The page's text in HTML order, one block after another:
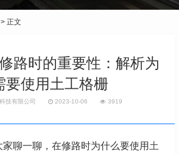
> 正文
路时的重要性：解析为
要使用土工格栅
技有限公司 2023-10-06 3919
聊一聊，在修路时为什么要使用 土